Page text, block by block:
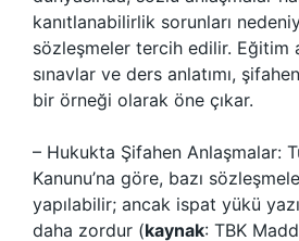
kanıtlanabilirlik sorunları
sözleşmeler tercih edilir. Eğitim
sınavlar ve ders anlatımı,
bir örneği olarak öne çıkar.
– Hukukta Şifahen Anlaşmalar:
Kanunu’na göre, bazı
yapılabilir; ancak ispat yükü
daha zordur (kaynak: TBK